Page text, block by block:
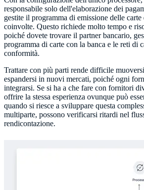
responsabile solo dell'elaborazione dei
gestite il programma di emissione delle
coinvolte. Questo richiede molto tempo e
poiché dovete trovare il partner bancario,
programma di carte con la banca e le reti di
conformità.
Trattare con più parti rende difficile
espandersi in nuovi mercati, poiché ogni
integrarsi. Se si ha a che fare con fornitori
offrire la stessa esperienza ovunque può
quando si riesce a sviluppare questa
multiparte, possono verificarsi ritardi nel
rendicontazione.